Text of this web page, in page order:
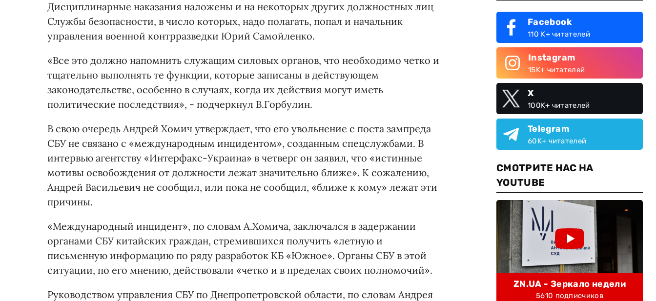
Дисциплинарные наказания наложены и на некоторых других должностных лиц
Службы безопасности, в число которых, надо полагать, попал и начальник
управления военной контрразведки Юрий Самойленко.
«Все это должно напомнить служащим силовых органов, что необходимо четко и
тщательно выполнять те функции, которые записаны в действующем
законодательстве, особенно в случаях, когда их действия могут иметь
политические последствия», - подчеркнул В.Горбулин.
В свою очередь Андрей Хомич утверждает, что его увольнение с поста зампреда
СБУ не связано с «международным инцидентом», созданным спецслужбами. В
интервью агентству «Интерфакс-Украина» в четверг он заявил, что «истинные
мотивы освобождения от должности лежат значительно ближе». К сожалению,
Андрей Васильевич не сообщил, или пока не сообщил, «ближе к кому» лежат эти
причины.
«Международный инцидент», по словам А.Хомича, заключался в задержании
органами СБУ китайских граждан, стремившихся получить «летную и
письменную информацию по ряду разработок КБ «Южное». Органы СБУ в этой
ситуации, по его мнению, действовали «четко и в пределах своих полномочий».
Руководством управления СБУ по Днепропетровской области, по словам Андрея
Facebook
110 K+ читателей
Instagram
15K+ читателей
X
100K+ читателей
Telegram
60K+ читателей
СМОТРИТЕ НАС НА
YOUTUBE
ZN.UA - Зеркало недели
5610 подписчиков